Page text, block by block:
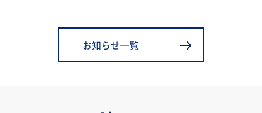
お知らせ一覧